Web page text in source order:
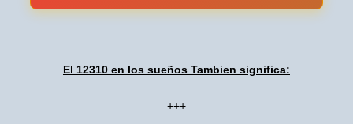
El 12310 en los sueños Tambien significa:
+++